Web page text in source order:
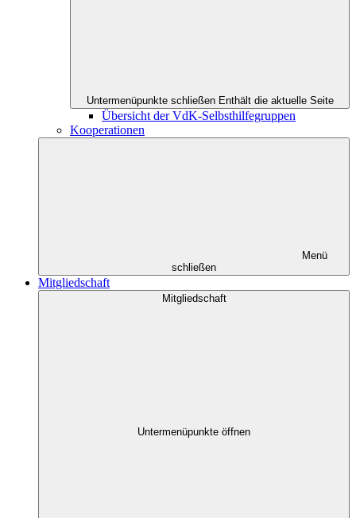
Untermenüpunkte schließen Enthält die aktuelle Seite
Übersicht der VdK-Selbsthilfegruppen
Kooperationen
Menü
schließen
Mitgliedschaft
Mitgliedschaft
Untermenüpunkte öffnen